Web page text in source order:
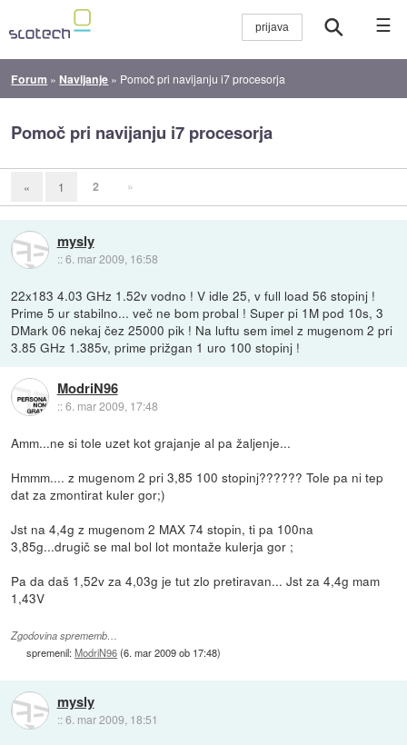
☰
Forum » Navijanje » Pomoč pri navijanju i7 procesorja
Pomoč pri navijanju i7 procesorja
« 1 2 »
mysly
::6. mar 2009, 16:58
22x183 4.03 GHz 1.52v vodno ! V idle 25, v full load 56 stopinj !
Prime 5 ur stabilno... več ne bom probal ! Super pi 1M pod 10s, 3
DMark 06 nekaj čez 25000 pik ! Na luftu sem imel z mugenom 2 pri
3.85 GHz 1.385v, prime prižgan 1 uro 100 stopinj !
ModriN96
::6. mar 2009, 17:48
Amm...ne si tole uzet kot grajanje al pa žaljenje...
Hmmm.... z mugenom 2 pri 3,85 100 stopinj?????? Tole pa ni tep
dat za zmontirat kuler gor;)
Jst na 4,4g z mugenom 2 MAX 74 stopin, ti pa 100na
3,85g...drugič se mal bol lot montaže kulerja gor ;
Pa da daš 1,52v za 4,03g je tut zlo pretiravan... Jst za 4,4g mam
1,43V
Zgodovina sprememb…
spremenil:ModriN96(6. mar 2009 ob 17:48)
mysly
::6. mar 2009, 18:51